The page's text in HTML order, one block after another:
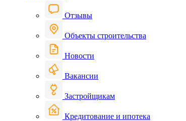
Отзывы
Объекты строительства
Новости
Вакансии
Застройщикам
Кредитование и ипотека